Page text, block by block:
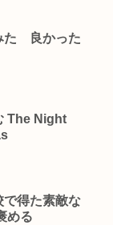
た 良かった
The Night
得た素敵な
める